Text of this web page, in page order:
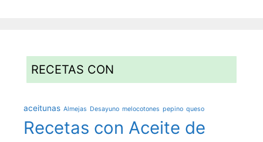
RECETAS CON
aceitunas Almejas Desayuno melocotones pepino queso
Recetas con Aceite de